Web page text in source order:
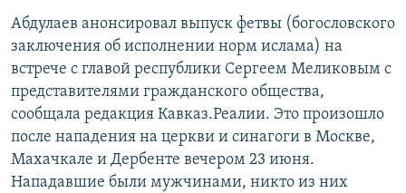
Абдулаев анонсировал выпуск фетвы (богословского
заключения об исполнении норм ислама) на
встрече с главой республики Сергеем Меликовым с
представителями гражданского общества,
сообщала редакция Кавказ.Реалии. Это произошло
после нападения на церкви и синагоги в Москве,
Махачкале и Дербенте вечером 23 июня.
Нападавшие были мужчинами, никто из них